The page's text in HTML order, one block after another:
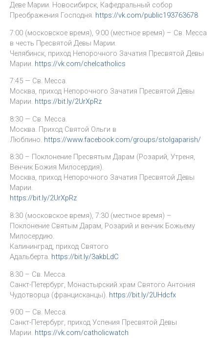
Деве Марии. Новосибирск, Кафедральный собор
Преображения Господня. https://vk.com/public193763678
7:00 (московское время), 9:00 (местное время) – Св. Месса
в честь Пресвятой Девы Марии.
Челябинск, приход Непорочного Зачатия Пресвятой Девы
Марии. https://vk.com/chelcatholics
7:45 — Св. Месса.
Москва, приход Непорочного Зачатия Пресвятой Девы
Марии. https://bit.ly/2UrXpRz
8:30 — Св. Месса.
Москва. Приход Святой Ольги в
Люблино. https://www.facebook.com/groups/stolgaparish/
8:30 – Поклонение Пресвятым Дарам (Розарий, Утреня,
Венчик Божия Милосердия).
Москва, приход Непорочного Зачатия Пресвятой Девы
Марии.
https://bit.ly/2UrXpRz
8:30 (московское время), 7:30 (местное время) –
Поклонение Святым Дарам, Розарий и венчик Божьему
Милосердию.
Калининград, приход Святого
Адальберта. https://bit.ly/3akbLdC
8:30 – Св. Месса.
Санкт-Петербург, Монастырский храм Святого Антония
Чудотворца (францисканцы). https://bit.ly/2UHdcfx
9:00 — Св. Месса.
Санкт-Петербург, приход Успения Пресвятой Девы
Марии. https://vk.com/catholicwatch